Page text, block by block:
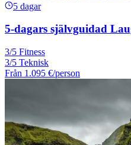
5 dagar
5-dagars självguidad
3/5 Fitness
3/5 Teknisk
Från 1.095 €/person